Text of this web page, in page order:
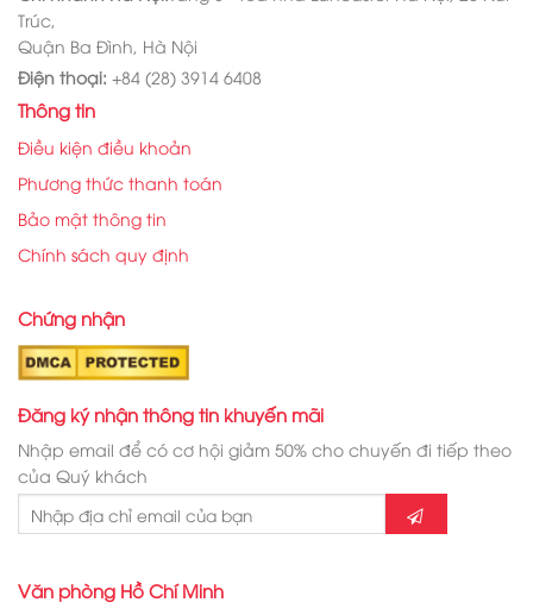
Trúc,
Quận Ba Đình, Hà Nội
Điện thoại: +84 (28) 3914 6408
Thông tin
Điều kiện điều khoản
Phương thức thanh toán
Bảo mật thông tin
Chính sách quy định
Chứng nhận
Đăng ký nhận thông tin khuyến mãi
Nhập email để có cơ hội giảm 50% cho chuyến đi tiếp theo
của Quý khách
Văn phòng Hồ Chí Minh